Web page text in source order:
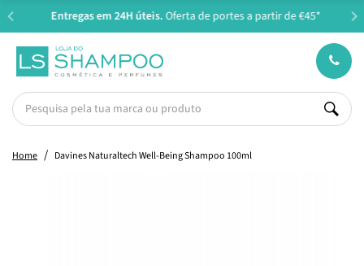
Entregas em 24H úteis.Oferta de portes a partir de €45*
Home Davines Naturaltech Well-Being Shampoo 100ml